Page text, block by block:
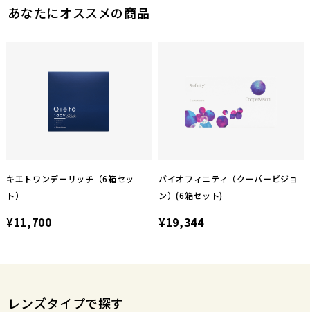
あなたにオススメの商品
キエトワンデーリッチ（6箱セッ
ト）
¥11,700
バイオフィニティ（クーパービジョ
ン）(6箱セット)
¥19,344
レンズタイプで探す